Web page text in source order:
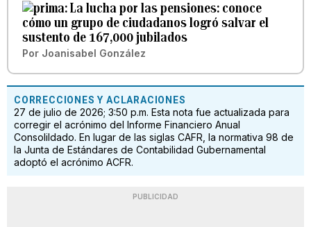
La lucha por las pensiones: conoce
cómo un grupo de ciudadanos logró salvar el
sustento de 167,000 jubilados
Por Joanisabel González
CORRECCIONES Y ACLARACIONES
27 de julio de 2026; 3:50 p.m. Esta nota fue actualizada para
corregir el acrónimo del Informe Financiero Anual
Consolildado. En lugar de las siglas CAFR, la normativa 98 de
la Junta de Estándares de Contabilidad Gubernamental
adoptó el acrónimo ACFR.
PUBLICIDAD